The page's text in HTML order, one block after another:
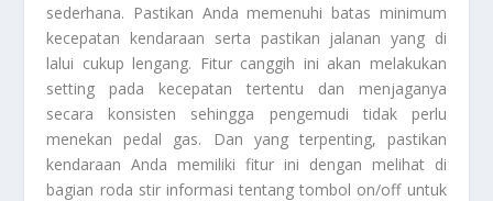
sederhana. Pastikan Anda memenuhi batas minimum
kecepatan kendaraan serta pastikan jalanan yang di
lalui cukup lengang. Fitur canggih ini akan melakukan
setting pada kecepatan tertentu dan menjaganya
secara konsisten sehingga pengemudi tidak perlu
menekan pedal gas. Dan yang terpenting, pastikan
kendaraan Anda memiliki fitur ini dengan melihat di
bagian roda stir informasi tentang tombol on/off untuk